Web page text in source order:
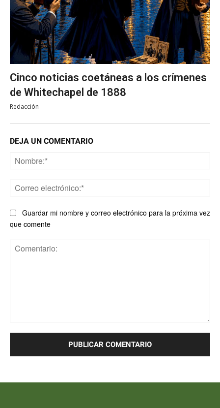
Cinco noticias coetáneas a los crímenes
de Whitechapel de 1888
Redacción
DEJA UN COMENTARIO
Guardar mi nombre y correo electrónico para la próxima vez
que comente